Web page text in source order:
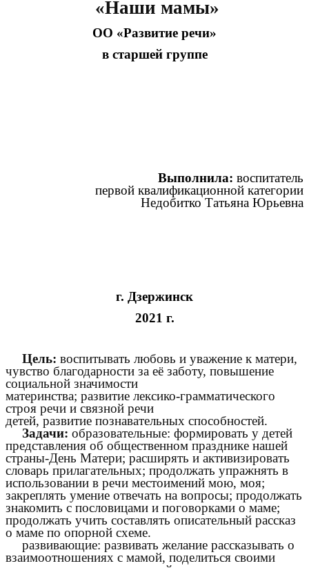
«Наши мамы»
ОО «Развитие речи»
в старшей группе
Выполнила: воспитатель
первой квалификационной категории
Недобитко Татьяна Юрьевна
г. Дзержинск
2021 г.
Цель: воспитывать любовь и уважение к матери,
чувство благодарности за её заботу, повышение
социальной значимости
материнства; развитие лексико-грамматического
строя речи и связной речи
детей, развитие познавательных способностей.
Задачи: образовательные: формировать у детей
представления об общественном празднике нашей
страны-День Матери; расширять и активизировать
словарь прилагательных; продолжать упражнять в
использовании в речи местоимений мою, моя;
закреплять умение отвечать на вопросы; продолжать
знакомить с пословицами и поговорками о маме;
продолжать учить составлять описательный рассказ
о маме по опорной схеме.
развивающие: развивать желание рассказывать о
взаимоотношениях с мамой, поделиться своими